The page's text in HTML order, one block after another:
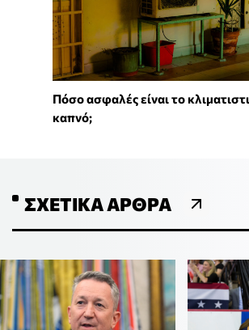
Πόσο ασφαλές είναι το
καπνό;
ΣΧΕΤΙΚΆ ΆΡΘΡΑ